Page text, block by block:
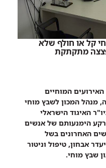
קל או חולף שלא
מתקתקת
המוחיים
מנהל המכון לשבץ מוחי
האיגוד הישראלי
רקע הימנעותם של אנשים
האחרונים בשל
אבחון, טיפול וניטור
שבץ מוחי.